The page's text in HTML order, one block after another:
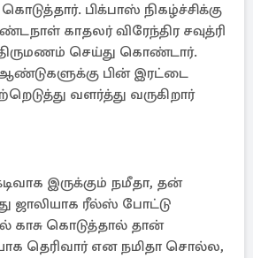
பிக்பாஸ் நிகழ்ச்சிக்கு
காதலர் விரேந்திர சவுத்ரி
செய்து கொண்டார்.
ஆண்டுகளுக்கு பின் இரட்டை
வளர்த்து வருகிறார்
இருக்கும் நமீதா, தன்
ஜாலியாக ரீல்ஸ் போட்டு
காசு கொடுத்தால் தான்
என நமிதா சொல்ல,